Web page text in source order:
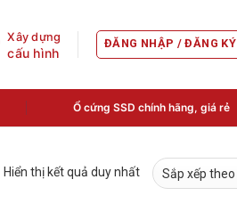
Xây dựng
cấu hình
ĐĂNG NHẬP / ĐĂNG KÝ
Ổ cứng SSD chính hãng, giá rẻ
Hiển thị kết quả duy nhất